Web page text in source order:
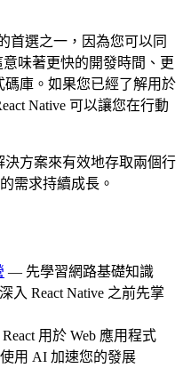
首選之一，因為您可以同
味著更快的開發時間、更
庫。如果您已經了解用於
Native 可以讓您在行動
方案來有效地存取兩個行
需求持續成長。
— 先學習網路基礎知識
入 React Native 之前先掌
用於 Web 應用程式
用 AI 加速您的發展